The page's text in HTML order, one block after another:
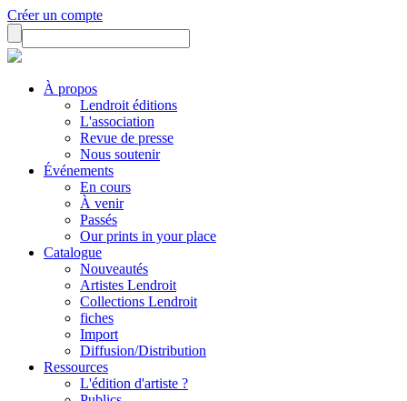
Créer un compte
À propos
Lendroit éditions
L'association
Revue de presse
Nous soutenir
Événements
En cours
À venir
Passés
Our prints in your place
Catalogue
Nouveautés
Artistes Lendroit
Collections Lendroit
fiches
Import
Diffusion/Distribution
Ressources
L'édition d'artiste ?